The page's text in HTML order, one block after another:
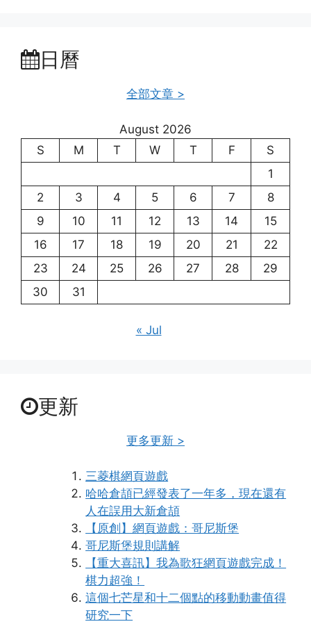
日曆
全部文章 >
August 2026
S
M T W T F
S
1
2
3 4 5 6 7
8
9
10 11 12 13 14
15
16
17 18 19 20 21
22
23
24 25 26 27 28
29
30
31
« Jul
更新
更多更新 >
三菱棋網頁遊戲
哈哈倉頡已經發表了一年多，現在還有
人在誤用大新倉頡
【原創】網頁遊戲：哥尼斯堡
哥尼斯堡規則講解
【重大喜訊】我為歌狂網頁遊戲完成！
棋力超強！
這個七芒星和十二個點的移動動畫值得
研究一下